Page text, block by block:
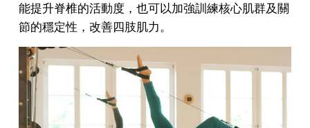
能提升脊椎的活動度，也可以加強訓練核心肌群及關
節的穩定性，改善四肢肌力。